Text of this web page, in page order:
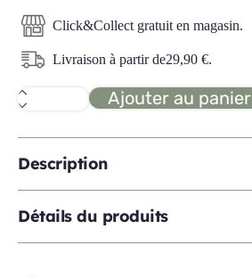
Click&Collect gratuit en magasin.
Livraison à partir de29,90 €.
quantité
de
tête
de
lit
10
Ajouter au panier
Description
Détails du produits